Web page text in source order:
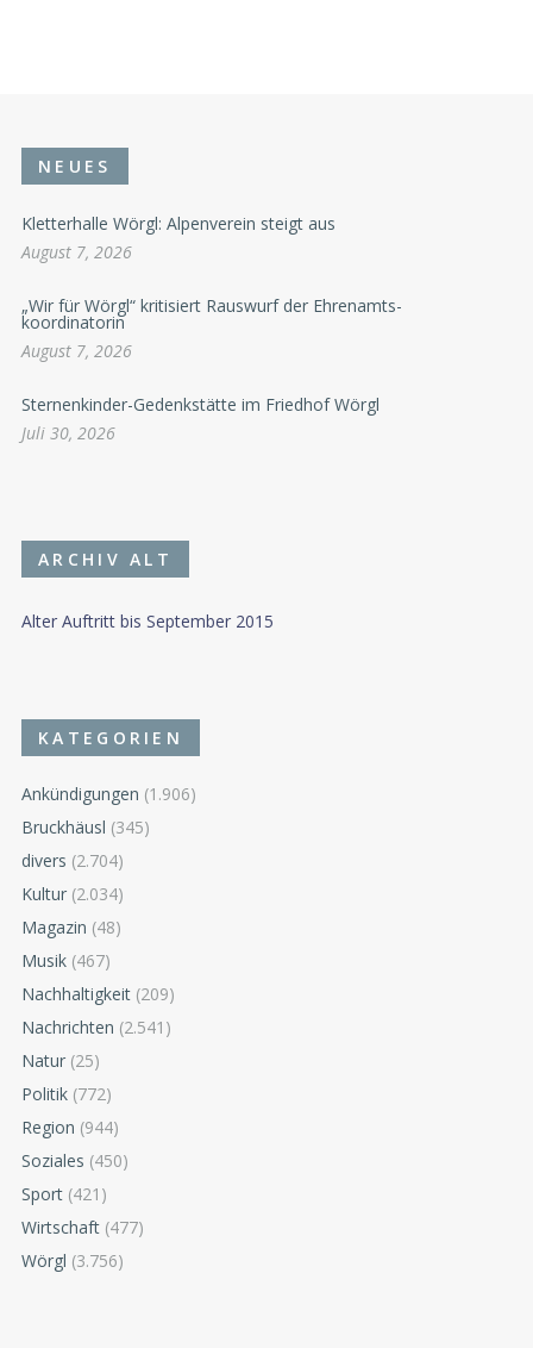
NEUES
Kletterhalle Wörgl: Alpenverein steigt aus
August 7, 2026
„Wir für Wörgl“ kritisiert Rauswurf der Ehrenamts-
koordinatorin
August 7, 2026
Sternenkinder-Gedenkstätte im Friedhof Wörgl
Juli 30, 2026
ARCHIV ALT
Alter Auftritt bis September 2015
KATEGORIEN
Ankündigungen (1.906)
Bruckhäusl (345)
divers (2.704)
Kultur (2.034)
Magazin (48)
Musik (467)
Nachhaltigkeit (209)
Nachrichten (2.541)
Natur (25)
Politik (772)
Region (944)
Soziales (450)
Sport (421)
Wirtschaft (477)
Wörgl (3.756)